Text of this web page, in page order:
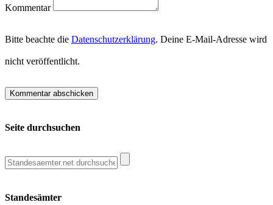
Kommentar
Bitte beachte die Datenschutzerklärung. Deine E-Mail-Adresse wird
nicht veröffentlicht.
Seite durchsuchen
Standesämter